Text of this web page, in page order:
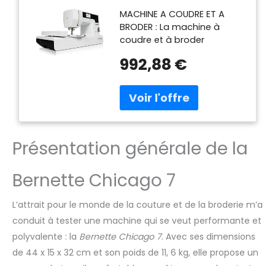
Machine à coudre et à
broder, Blanc
MACHINE A COUDRE ET A
BRODER : La machine à
coudre et à broder
machine de grande qualité
marché. Polyvalente,
simple, compacte et
en métal résistent et
costaud, d’excellente
la compagne idéale pour
tous vos travaux de
couture pendant les
années à venir et vous
permettra de donner libre
cours à votre créativité !
200 POINTS DE COUTURE :
992,88 €
Présentation générale de la
Bernette Chicago 7
L’attrait pour le monde de la couture et de la broderie m’a
conduit à tester une machine qui se veut performante et
polyvalente : la Bernette Chicago 7. Avec ses dimensions
de 44 x 15 x 32 cm et son poids de 11, 6 kg, elle propose un